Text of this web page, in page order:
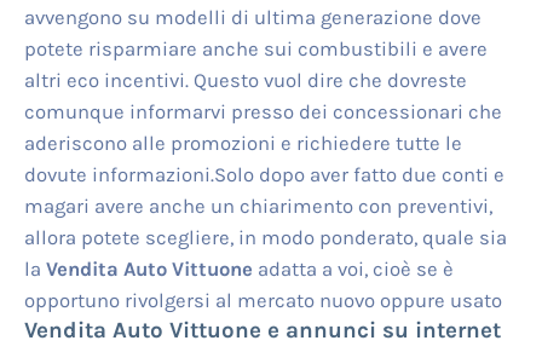
avvengono su modelli di ultima generazione dove
potete risparmiare anche sui combustibili e avere
altri eco incentivi. Questo vuol dire che dovreste
comunque informarvi presso dei concessionari che
aderiscono alle promozioni e richiedere tutte le
dovute informazioni.Solo dopo aver fatto due conti e
magari avere anche un chiarimento con preventivi,
allora potete scegliere, in modo ponderato, quale sia
la Vendita Auto Vittuone adatta a voi, cioè se è
opportuno rivolgersi al mercato nuovo oppure usato
Vendita Auto Vittuone e annunci su internet